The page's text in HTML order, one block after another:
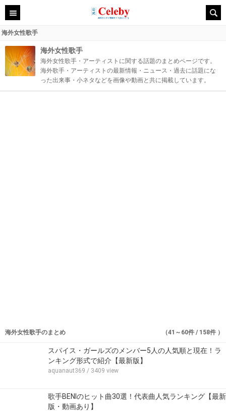
海外女性歌手
海外女性歌手
海外女性歌手・アーティストに関する話題のまとめページです。
海外歌手・アーティストの最新情報・ニュース・過去に話題にな
った出来事・小ネタなどを画像や動画と共に掲載しています。
海外女性歌手のまとめ （41～60件 / 158件 ）
スパイス・ガールズのメンバー5人の人気順と現在！ラ
ンキング形式で紹介【最新版】
aquanaut369 / 3409 view
歌手BENIのヒット曲30選！代表曲人気ランキング【最新
版・動画あり】